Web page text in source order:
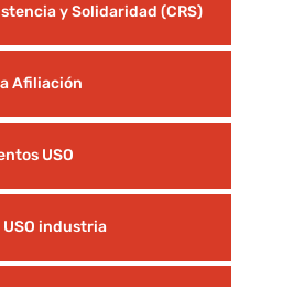
y Solidaridad (CRS)
Afiliación
USO
USO industria